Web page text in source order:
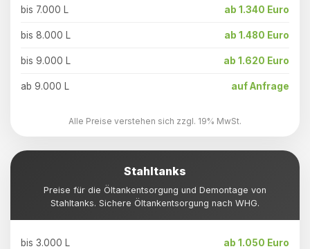
bis 7.000 L ab 1.340 Euro
bis 8.000 L ab 1.480 Euro
bis 9.000 L ab 1.620 Euro
ab 9.000 L auf Anfrage
Alle Preise verstehen sich zzgl. 19% MwSt.
Stahltanks
Preise für die Öltankentsorgung und Demontage von
Stahltanks. Sichere Öltankentsorgung nach WHG.
bis 3.000 L ab 1.050 Euro